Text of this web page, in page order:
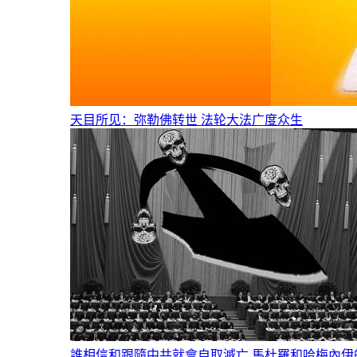
天目所见：弥勒佛转世 法轮大法广度众生